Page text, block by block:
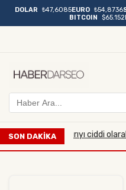
DOLAR ₺47,6085EURO ₺54,8736
BITCOIN
$65.152
SON DAKİKA
bir saldırıyı ciddi olarak